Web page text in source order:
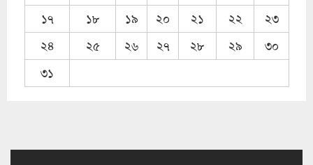
১৭
১৮ ১৯ ২০ ২১ ২২
২৩
২৪
২৫ ২৬ ২৭ ২৮ ২৯
৩০
৩১